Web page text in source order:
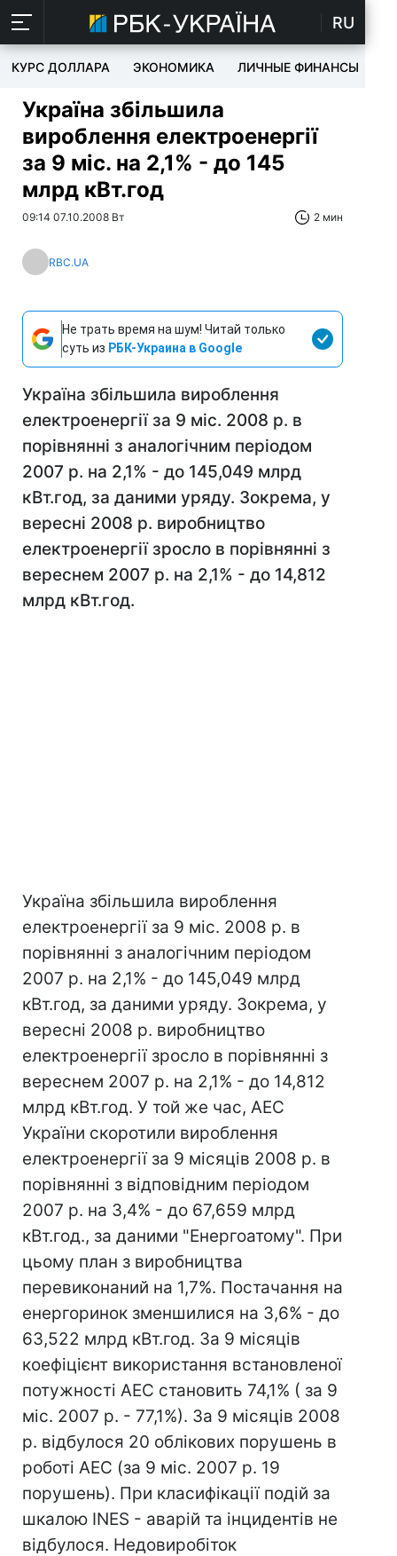
RU
КУРС ДОЛЛАРА ЭКОНОМИКА ЛИЧНЫЕ ФИНАНСЫ
Україна збільшила
вироблення електроенергії
за 9 міс. на 2,1% - до 145
млрд кВт.год
09:14 07.10.2008 Вт 2 мин
RBC.UA
Не трать время на шум! Читай только
суть из РБК-Украина в Google
Україна збільшила вироблення
електроенергії за 9 міс. 2008 р. в
порівнянні з аналогічним періодом
2007 р. на 2,1% - до 145,049 млрд
кВт.год, за даними уряду. Зокрема, у
вересні 2008 р. виробництво
електроенергії зросло в порівнянні з
вереснем 2007 р. на 2,1% - до 14,812
млрд кВт.год.
Україна збільшила вироблення
електроенергії за 9 міс. 2008 р. в
порівнянні з аналогічним періодом
2007 р. на 2,1% - до 145,049 млрд
кВт.год, за даними уряду. Зокрема, у
вересні 2008 р. виробництво
електроенергії зросло в порівнянні з
вереснем 2007 р. на 2,1% - до 14,812
млрд кВт.год. У той же час, АЕС
України скоротили вироблення
електроенергії за 9 місяців 2008 р. в
порівнянні з відповідним періодом
2007 р. на 3,4% - до 67,659 млрд
кВт.год., за даними "Енергоатому". При
цьому план з виробництва
перевиконаний на 1,7%. Постачання на
енергоринок зменшилися на 3,6% - до
63,522 млрд кВт.год. За 9 місяців
коефіцієнт використання встановленої
потужності АЕС становить 74,1% ( за 9
міс. 2007 р. - 77,1%). За 9 місяців 2008
р. відбулося 20 облікових порушень в
роботі АЕС (за 9 міс. 2007 р. 19
порушень). При класифікації подій за
шкалою INES - аварій та інцидентів не
відбулося. Недовиробіток